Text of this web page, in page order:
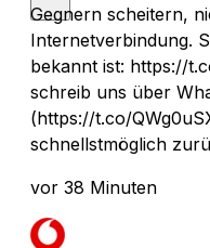
Gegnern scheitern,
Internetverbindung.
bekannt ist: https://
schreib uns über
(https://t.co/
schnellstmöglich
vor 38 Minuten